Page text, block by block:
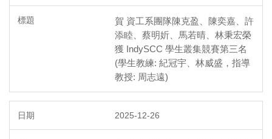
賀 資工系團隊陳克盈、陳奕嘉、許
添睦、蔡明妡、馬若晴、林秉宏榮
獲 IndySCC 學生叢集競賽第三名
(學生教練: 紀冠宇、林威盛，指導
教授: 周志遠)
2025-12-26